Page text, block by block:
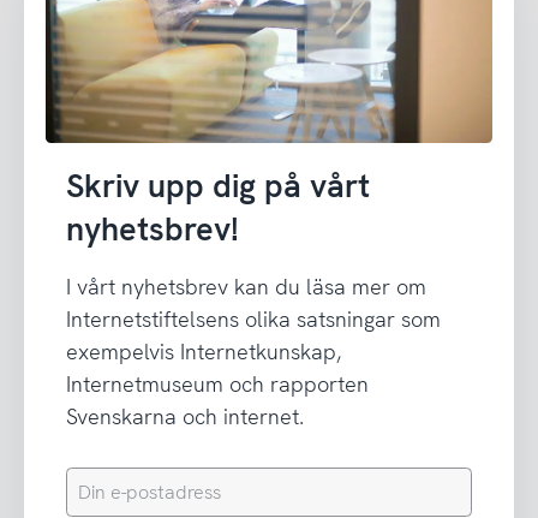
Skriv upp dig på vårt
nyhetsbrev!
I vårt nyhetsbrev kan du läsa mer om
Internetstiftelsens olika satsningar som
exempelvis Internetkunskap,
Internetmuseum och rapporten
Svenskarna och internet.
Din
e-